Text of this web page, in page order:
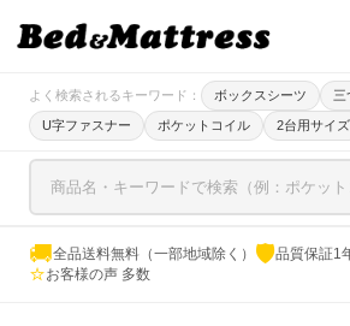
よく検索されるキーワード： ボックスシーツ 三
U字ファスナー ポケットコイル 2台用サイズ
🚚全品送料無料（一部地域除く） 🛡品質保証1
⭐お客様の声 多数